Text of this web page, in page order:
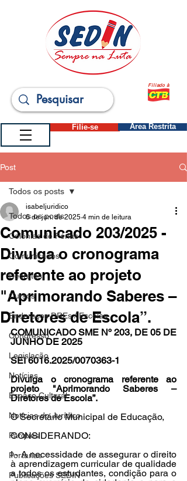
Filiado à
Filie-se Área Restrita
Post
Todos os posts
Colônias de Férias
Comunicados
Decretos
Cursos
Endereços DREs / Escolas
Congresso
Legislação
Notícias
Espaço Cultural
Notícias do Jurídico
Parques
Portarias
Publicações SEDIN
Todos os posts
Comunicado 203/2025 -
Divulga o cronograma
referente ao projeto
"Aprimorando Saberes –
Diretores de Escola”.
isabeljuridico
6 de jun. de 2025 4 min de leitura
COMUNICADO SME Nº 203, DE 05 DE
JUNHO DE 2025
SEI 6016.2025/0070363-1
Divulga o cronograma referente ao
projeto "Aprimorando Saberes –
Diretores de Escola”.
O Secretário Municipal de Educação,
CONSIDERANDO:
I - A necessidade de assegurar o direito
à aprendizagem curricular de qualidade
a todos os estudantes, condição para o